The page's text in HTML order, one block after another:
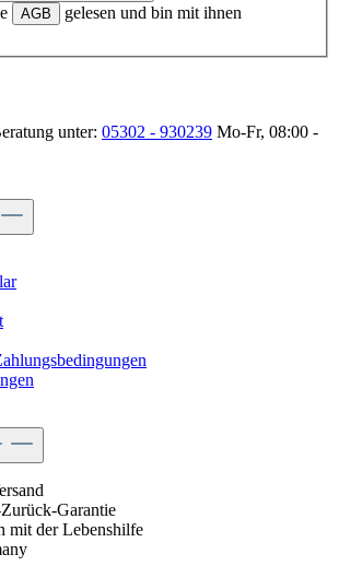
AGB
gelesen und bin mit ihnen
unter: 05302 - 930239 Mo-Fr, 08:00 -
Garantie
mit der Lebenshilfe